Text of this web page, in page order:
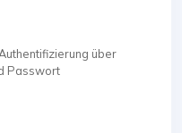
über
Passwort